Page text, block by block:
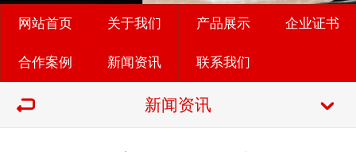
网站首页 关于我们 产品展示 企业证书
合作案例 新闻资讯 联系我们
新闻资讯